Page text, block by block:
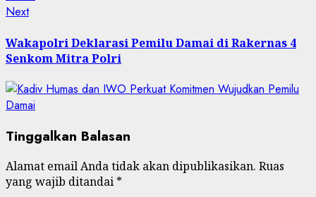
Next
Wakapolri Deklarasi Pemilu Damai di Rakernas 4
Senkom Mitra Polri
Tinggalkan Balasan
Alamat email Anda tidak akan dipublikasikan. Ruas
yang wajib ditandai *